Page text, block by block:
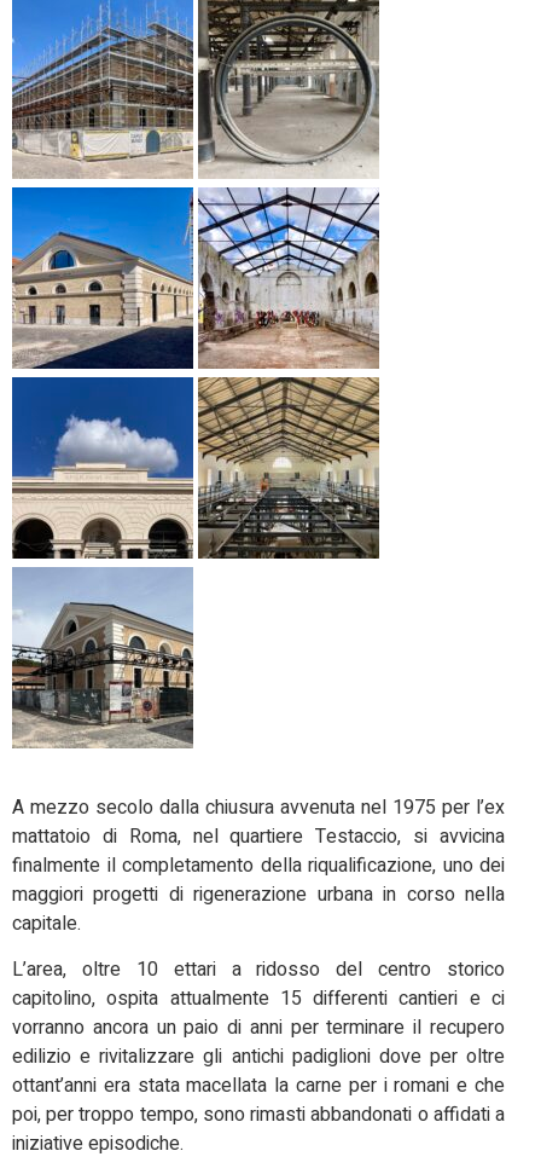
A mezzo secolo dalla chiusura avvenuta nel 1975 per l’ex
mattatoio di Roma, nel quartiere Testaccio, si avvicina
finalmente il completamento della riqualificazione, uno dei
maggiori progetti di rigenerazione urbana in corso nella
capitale.
L’area, oltre 10 ettari a ridosso del centro storico
capitolino, ospita attualmente 15 differenti cantieri e ci
vorranno ancora un paio di anni per terminare il recupero
edilizio e rivitalizzare gli antichi padiglioni dove per oltre
ottant’anni era stata macellata la carne per i romani e che
poi, per troppo tempo, sono rimasti abbandonati o affidati a
iniziative episodiche.